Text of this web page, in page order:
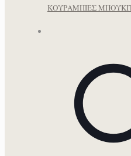
ΚΟΥΡΑΜΠΙΕΣ